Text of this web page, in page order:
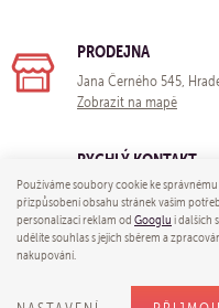
PRODEJNA
Jana Černého 545,
Zobrazit na mapě
RYCHLÝ KONTAKT
e-mail:
tel: +420 703 680 005
© 2026 Yoga store
Používáme soubory cookie ke
přizpůsobení obsahu stránek vašim
personalizaci reklam odGooglui dalších
udělíte souhlas s jejich sběrem a
nakupování.